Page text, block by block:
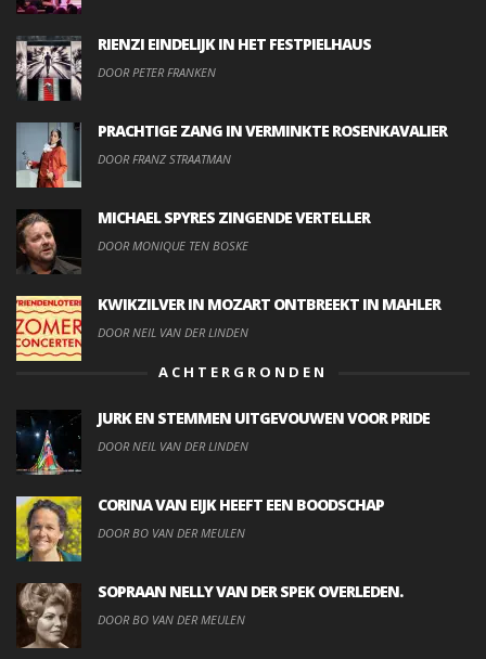
RIENZI EINDELIJK IN HET FESTPIELHAUS
DOOR PETER FRANKEN
PRACHTIGE ZANG IN VERMINKTE ROSENKAVALIER
DOOR FRANZ STRAATMAN
MICHAEL SPYRES ZINGENDE VERTELLER
DOOR MONIQUE TEN BOSKE
KWIKZILVER IN MOZART ONTBREEKT IN MAHLER
DOOR NEIL VAN DER LINDEN
ACHTERGRONDEN
JURK EN STEMMEN UITGEVOUWEN VOOR PRIDE
DOOR NEIL VAN DER LINDEN
CORINA VAN EIJK HEEFT EEN BOODSCHAP
DOOR BO VAN DER MEULEN
SOPRAAN NELLY VAN DER SPEK OVERLEDEN.
DOOR BO VAN DER MEULEN